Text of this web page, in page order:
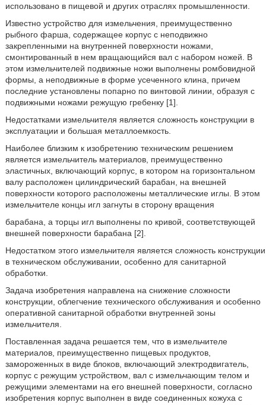
использовано в пищевой и других отраслях промышленности.
Известно устройство для измельчения, преимущественно
рыбного фарша, содержащее корпус с неподвижно
закрепленными на внутренней поверхности ножами,
смонтированный в нем вращающийся вал с набором ножей. В
этом измельчителей подвижные ножи выполнены ромбовидной
формы, а неподвижные в форме усеченного клина, причем
последние установлены попарно по винтовой линии, образуя с
подвижными ножами режущую гребенку [1].
Недостатками измельчителя является сложность конструкции в
эксплуатации и большая металлоемкость.
Наиболее близким к изобретению техническим решением
является измельчитель материалов, преимущественно
эластичных, включающий корпус, в котором на горизонтальном
валу расположен цилиндрический барабан, на внешней
поверхности которого расположены металлические иглы. В этом
измельчителе концы игл загнуты в сторону вращения
барабана, а торцы игл выполнены по кривой, соответствующей
внешней поверхности барабана [2].
Недостатком этого измельчителя является сложность конструкции
в техническом обслуживании, особенно для санитарной
обработки.
Задача изобретения направлена на снижение сложности
конструкции, облегчение технического обслуживания и особенно
оперативной санитарной обработки внутренней зоны
измельчителя.
Поставленная задача решается тем, что в измельчителе
материалов, преимущественно пищевых продуктов,
замороженных в виде блоков, включающий электродвигатель,
корпус с режущим устройством, вал с измельчающим телом и
режущими элементами на его внешней поверхности, согласно
изобретения корпус выполнен в виде соединенных кожуха с